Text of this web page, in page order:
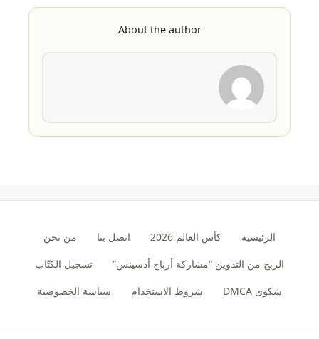
About the author
الرئيسية كأس العالم 2026 اتصل بنا
من نحن
الربح من التدوين “مشاركة أرباح أدسينس”
تسجيل الكتّاب
شكوى DMCA
شروط الاستخدام سياسة الخصوصية